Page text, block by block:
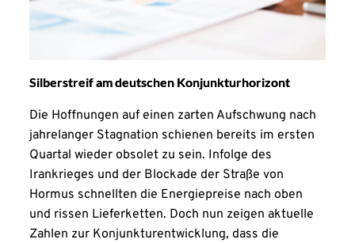
Silberstreif am deutschen Konjunkturhorizont
Die Hoffnungen auf einen zarten Aufschwung nach
jahrelanger Stagnation schienen bereits im ersten
Quartal wieder obsolet zu sein. Infolge des
Irankrieges und der Blockade der Straße von
Hormus schnellten die Energiepreise nach oben
und rissen Lieferketten. Doch nun zeigen aktuelle
Zahlen zur Konjunkturentwicklung, dass die